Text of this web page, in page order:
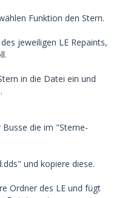
Funktion den Stern.
jeweiligen LE Repaints,
in die Datei ein und
die im "Sterne-
und kopiere diese.
Ordner des LE und fügt